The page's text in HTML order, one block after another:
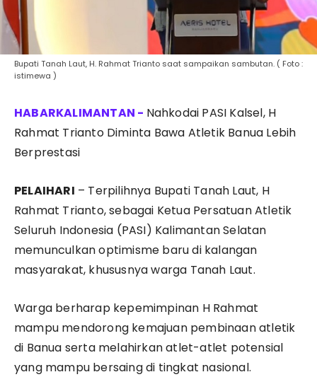
Bupati Tanah Laut, H. Rahmat Trianto saat sampaikan sambutan. ( Foto :
istimewa )
Nahkodai PASI Kalsel, H
Rahmat Trianto Diminta Bawa Atletik Banua Lebih
Berprestasi
PELAIHARI – Terpilihnya Bupati Tanah Laut, H
Rahmat Trianto, sebagai Ketua Persatuan Atletik
Seluruh Indonesia (PASI) Kalimantan Selatan
memunculkan optimisme baru di kalangan
masyarakat, khususnya warga Tanah Laut.
Warga berharap kepemimpinan H Rahmat
mampu mendorong kemajuan pembinaan atletik
di Banua serta melahirkan atlet-atlet potensial
yang mampu bersaing di tingkat nasional.